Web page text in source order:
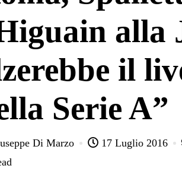
alla
il
Serie A”
Di Marzo 17 Luglio 2016